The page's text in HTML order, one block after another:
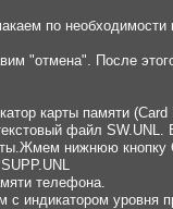
по необходимости
"отмена". После
карты памяти
файл SW.UNL.
нижнюю кнопку
телефона.
индикатором уровня